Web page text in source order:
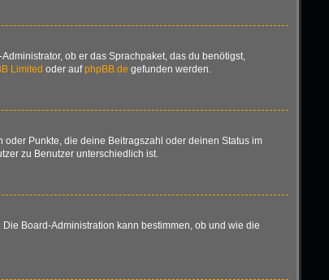
ob er das Sprachpaket, das du benötigst,
Limited oder aufphpBB.de gefunden werden.
Punkte, die deine Beitragszahl oder deinen Status im
zu Benutzer unterschiedlich ist.
Board-Administration kann bestimmen, ob und wie die